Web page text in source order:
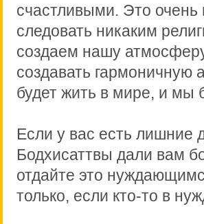
счастливыми. Это
следовать никаким
создаем нашу
создавать
будет жить в мире, и мы
Если у вас есть лишние
Бодхисаттвы дали вам
отдайте это
только, если кто-то в